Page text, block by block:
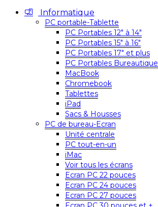
Informatique
PC portable-Tablette
PC Portables 12″ à 14″
PC Portables 15″ à 16″
PC Portables 17″ et plus
PC Portables Bureautique
MacBook
Chromebook
Tablettes
iPad
Sacs & Housses
PC de bureau-Ecran
Unité centrale
PC tout-en-un
iMac
Voir tous les écrans
Ecran PC 22 pouces
Ecran PC 24 pouces
Ecran PC 27 pouces